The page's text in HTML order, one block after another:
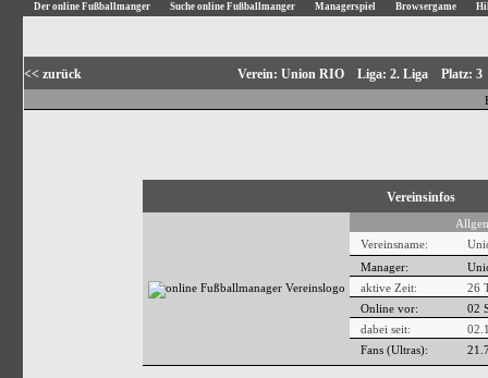
Der online Fußballmanger Suche online Fußballmanger Managerspiel Browsergame
<< zurück Verein: Union RIO Liga: 2. Liga Platz:
Vereinsinfos
Vereinsname:
Manager:
aktive Zeit:
26
Online vor:
02
dabei seit:
Fans (Ultras):